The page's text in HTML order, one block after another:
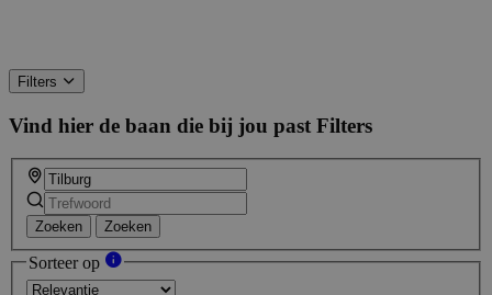
Filters
Vind hier de baan die bij jou past Filters
Zoeken Zoeken
Sorteer op